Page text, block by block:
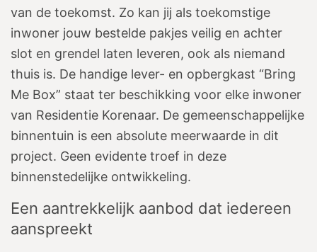
van de toekomst. Zo kan jij als toekomstige
inwoner jouw bestelde pakjes veilig en achter
slot en grendel laten leveren, ook als niemand
thuis is. De handige lever- en opbergkast “Bring
Me Box” staat ter beschikking voor elke inwoner
van Residentie Korenaar. De gemeenschappelijke
binnentuin is een absolute meerwaarde in dit
project. Geen evidente troef in deze
binnenstedelijke ontwikkeling.
Een aantrekkelijk aanbod dat iedereen
aanspreekt